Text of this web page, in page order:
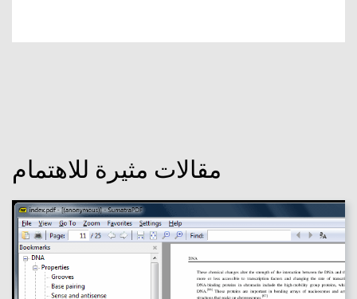
مقالات مثيرة للاهتمام